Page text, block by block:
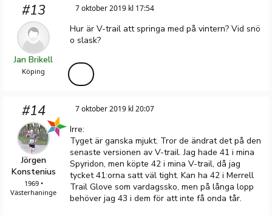
#13
Jan Brikell
Köping
7 oktober 2019 kl 17:54
Hur är V-trail att springa med på vintern? Vid snö
o slask?
#14
Jörgen
Konstenius
1969 •
Västerhaninge
7 oktober 2019 kl 20:07
Irre:
Tyget är ganska mjukt. Tror de ändrat det på den
senaste versionen av V-trail. Jag hade 41 i mina
Spyridon, men köpte 42 i mina V-trail, då jag
tycket 41:orna satt väl tight. Kan ha 42 i Merrell
Trail Glove som vardagssko, men på långa lopp
behöver jag 43 i dem för att inte få onda tår.